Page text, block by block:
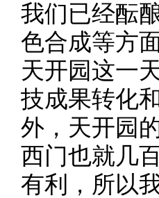
我们已经酝
色合成等方
天开园这一
技成果转化
外，天开园
西门也就几
有利，所以